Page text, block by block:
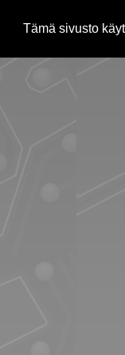
Tämä sivusto